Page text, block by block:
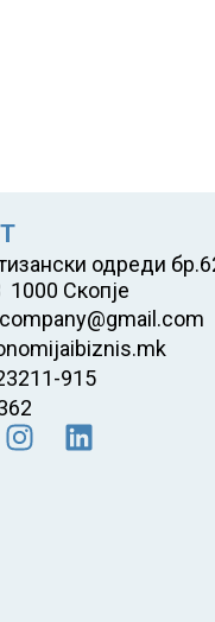
одреди
1000 Скопје
915